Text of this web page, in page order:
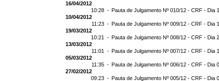
16/04/2012
10:28 - Pauta de Julgamento Nº 010/12 - CRF - Dia
10/04/2012
11:23 - Pauta de Julgamento Nº 009/12 - CRF - Dia
19/03/2012
10:21 - Pauta de Julgamento Nº 008/12 - CRF - Dia
13/03/2012
11:01 - Pauta de Julgamento Nº 007/12 - CRF - Dia
05/03/2012
11:35 - Pauta de Julgamento Nº 006/12 - CRF - Dia
27/02/2012
09:23 - Pauta de Julgamento Nº 005/12 - CRF - Dia